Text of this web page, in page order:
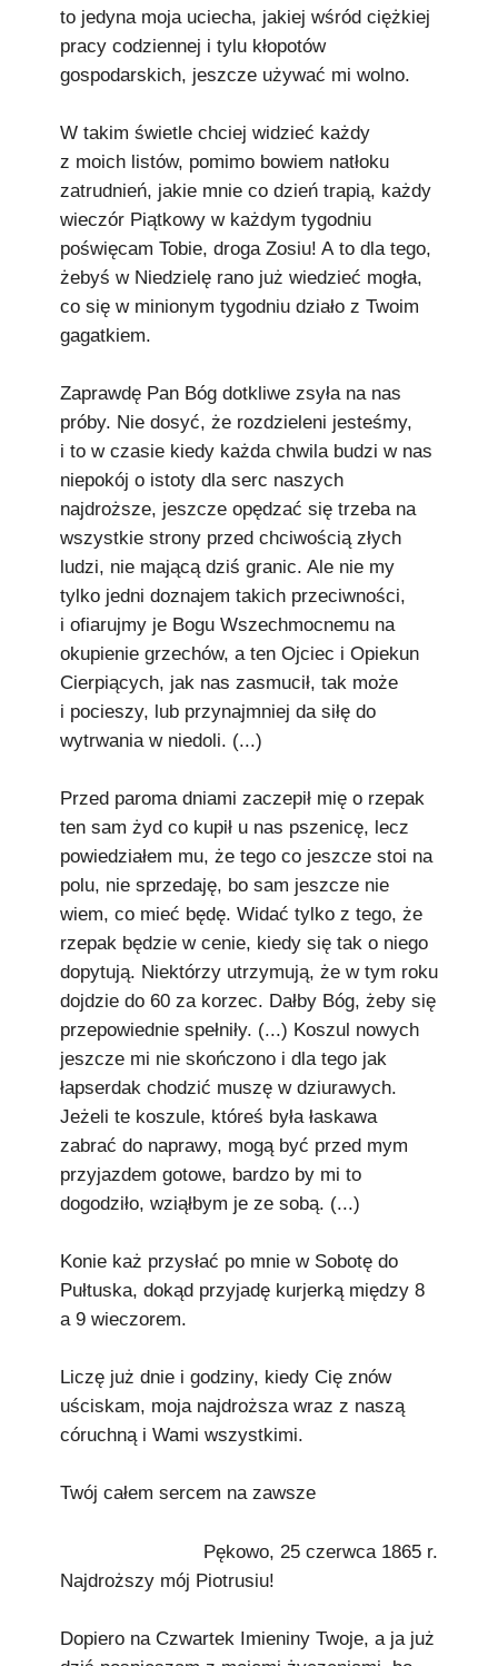
to jedyna moja uciecha, jakiej wśród ciężkiej
pracy codziennej i tylu kłopotów
gospodarskich, jeszcze używać mi wolno.
W takim świetle chciej widzieć każdy
z moich listów, pomimo bowiem natłoku
zatrudnień, jakie mnie co dzień trapią, każdy
wieczór Piątkowy w każdym tygodniu
poświęcam Tobie, droga Zosiu! A to dla tego,
żebyś w Niedzielę rano już wiedzieć mogła,
co się w minionym tygodniu działo z Twoim
gagatkiem.
Zaprawdę Pan Bóg dotkliwe zsyła na nas
próby. Nie dosyć, że rozdzieleni jesteśmy,
i to w czasie kiedy każda chwila budzi w nas
niepokój o istoty dla serc naszych
najdroższe, jeszcze opędzać się trzeba na
wszystkie strony przed chciwością złych
ludzi, nie mającą dziś granic. Ale nie my
tylko jedni doznajem takich przeciwności,
i ofiarujmy je Bogu Wszechmocnemu na
okupienie grzechów, a ten Ojciec i Opiekun
Cierpiących, jak nas zasmucił, tak może
i pocieszy, lub przynajmniej da siłę do
wytrwania w niedoli. (...)
Przed paroma dniami zaczepił mię o rzepak
ten sam żyd co kupił u nas pszenicę, lecz
powiedziałem mu, że tego co jeszcze stoi na
polu, nie sprzedaję, bo sam jeszcze nie
wiem, co mieć będę. Widać tylko z tego, że
rzepak będzie w cenie, kiedy się tak o niego
dopytują. Niektórzy utrzymują, że w tym roku
dojdzie do 60 za korzec. Dałby Bóg, żeby się
przepowiednie spełniły. (...) Koszul nowych
jeszcze mi nie skończono i dla tego jak
łapserdak chodzić muszę w dziurawych.
Jeżeli te koszule, któreś była łaskawa
zabrać do naprawy, mogą być przed mym
przyjazdem gotowe, bardzo by mi to
dogodziło, wziąłbym je ze sobą. (...)
Konie każ przysłać po mnie w Sobotę do
Pułtuska, dokąd przyjadę kurjerką między 8
a 9 wieczorem.
Liczę już dnie i godziny, kiedy Cię znów
uściskam, moja najdroższa wraz z naszą
córuchną i Wami wszystkimi.
Twój całem sercem na zawsze
Pękowo, 25 czerwca 1865 r.
Najdroższy mój Piotrusiu!
Dopiero na Czwartek Imieniny Twoje, a ja już